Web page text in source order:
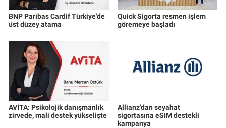
BNP Paribas Cardif Türkiye'de
üst düzey atama
Quick Sigorta resmen işlem
göremeye başladı
AVİTA: Psikolojik danışmanlık
zirvede, mali destek yükselişte
Allianz’dan seyahat
sigortasına eSIM destekli
kampanya